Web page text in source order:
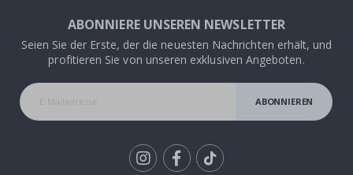
ABONNIERE UNSEREN NEWSLETTER
Seien Sie der Erste, der die neuesten Nachrichten erhält, und
profitieren Sie von unseren exklusiven Angeboten.
ABONNIEREN